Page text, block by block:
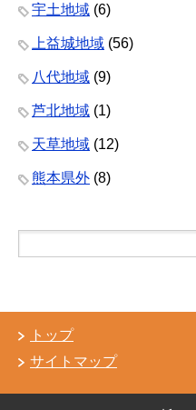
宇土地域 (6)
上益城地域 (56)
八代地域 (9)
芦北地域 (1)
天草地域 (12)
熊本県外 (8)
トップ
サイトマップ